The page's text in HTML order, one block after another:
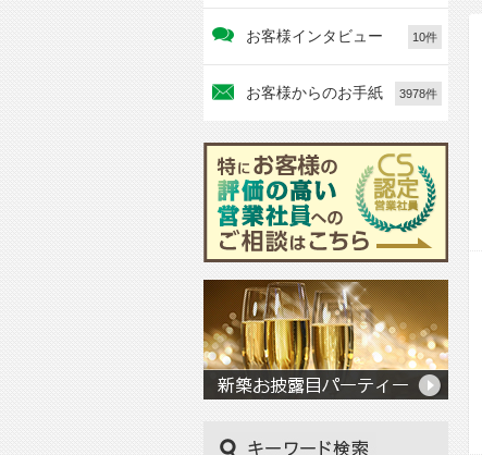
お客様インタビュー 10件
お客様からのお手紙 3978件